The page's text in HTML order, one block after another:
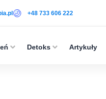
+48 733 606 222
Detoks Artykuły